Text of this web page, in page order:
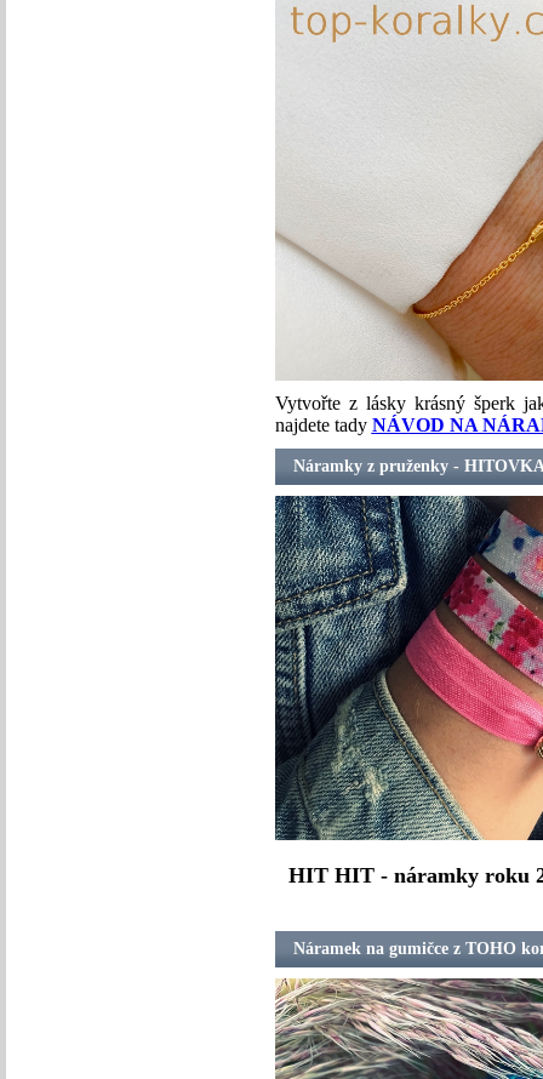
Vytvořte z lásky krásný šperk
najdete tady NÁVOD NA
Náramky z pruženky -
HIT HIT - náramky roku
Náramek na gumičce z TOHO